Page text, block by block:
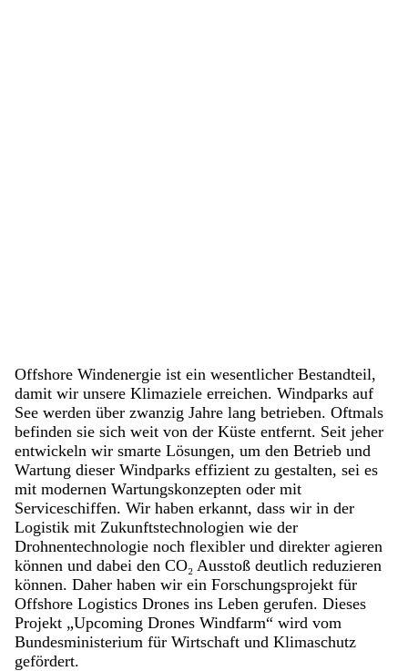
Offshore Windenergie ist ein wesentlicher Bestandteil,
damit wir unsere Klimaziele erreichen. Windparks auf
See werden über zwanzig Jahre lang betrieben. Oftmals
befinden sie sich weit von der Küste entfernt. Seit jeher
entwickeln wir smarte Lösungen, um den Betrieb und
Wartung dieser Windparks effizient zu gestalten, sei es
mit modernen Wartungskonzepten oder mit
Serviceschiffen. Wir haben erkannt, dass wir in der
Logistik mit Zukunftstechnologien wie der
Drohnentechnologie noch flexibler und direkter agieren
können und dabei den CO₂ Ausstoß deutlich reduzieren
können. Daher haben wir ein Forschungsprojekt für
Offshore Logistics Drones ins Leben gerufen. Dieses
Projekt „Upcoming Drones Windfarm“ wird vom
Bundesministerium für Wirtschaft und Klimaschutz
gefördert.